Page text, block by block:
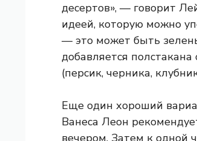
десертов», — говорит
идеей, которую можно
— это может быть
добавляется
(персик, черника,
Еще один хороший
Ванеса Леон